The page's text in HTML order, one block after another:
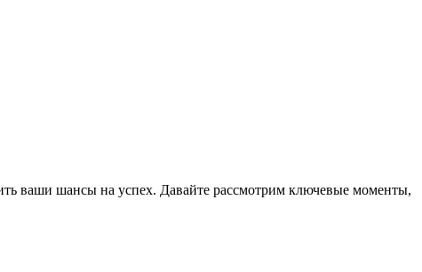
ваши шансы на успех. Давайте рассмотрим ключевые моменты,